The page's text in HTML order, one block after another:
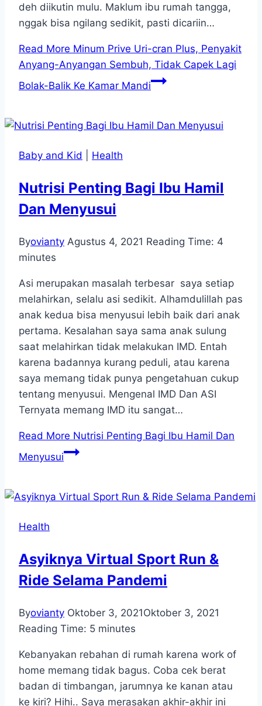
deh diikutin mulu. Maklum ibu rumah tangga,
nggak bisa ngilang sedikit, pasti dicariin…
Read More Minum Prive Uri-cran Plus, Penyakit
Anyang-Anyangan Sembuh, Tidak Capek Lagi
Bolak-Balik Ke Kamar Mandi
Baby and Kid Health
Nutrisi Penting Bagi Ibu Hamil
Dan Menyusui
Byovianty Agustus 4, 2021 Reading Time: 4
minutes
Asi merupakan masalah terbesar saya setiap
melahirkan, selalu asi sedikit. Alhamdulillah pas
anak kedua bisa menyusui lebih baik dari anak
pertama. Kesalahan saya sama anak sulung
saat melahirkan tidak melakukan IMD. Entah
karena badannya kurang peduli, atau karena
saya memang tidak punya pengetahuan cukup
tentang menyusui. Mengenal IMD Dan ASI
Ternyata memang IMD itu sangat…
Read More Nutrisi Penting Bagi Ibu Hamil Dan
Menyusui
Health
Asyiknya Virtual Sport Run &
Ride Selama Pandemi
Byovianty Oktober 3, 2021Oktober 3, 2021
Reading Time: 5 minutes
Kebanyakan rebahan di rumah karena work of
home memang tidak bagus. Coba cek berat
badan di timbangan, jarumnya ke kanan atau
ke kiri? Hihi.. Saya merasakan akhir-akhir ini